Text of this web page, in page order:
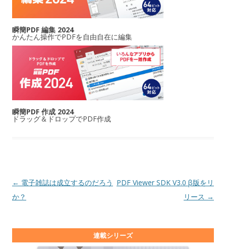
瞬簡PDF 編集 2024
かんたん操作でPDFを自由自在に編集
瞬簡PDF 作成 2024
ドラッグ＆ドロップでPDF作成
投稿ナビゲーション
← 電子雑誌は成立するのだろう
か？
PDF Viewer SDK V3.0 β版をリ
リース →
連載シリーズ